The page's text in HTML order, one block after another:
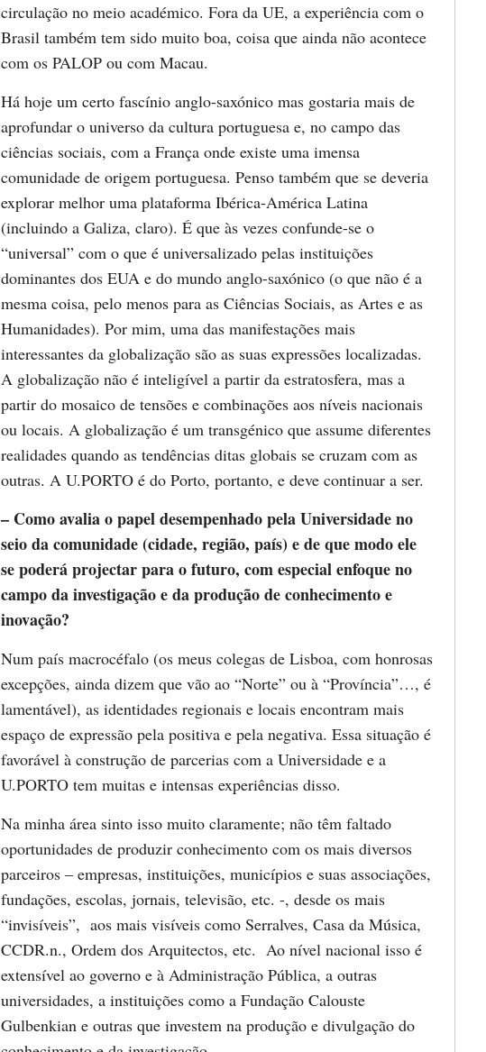
circulação no meio académico. Fora da UE, a experiência com o
Brasil também tem sido muito boa, coisa que ainda não acontece
com os PALOP ou com Macau.
Há hoje um certo fascínio anglo-saxónico mas gostaria mais de
aprofundar o universo da cultura portuguesa e, no campo das
ciências sociais, com a França onde existe uma imensa
comunidade de origem portuguesa. Penso também que se deveria
explorar melhor uma plataforma Ibérica-América Latina
(incluindo a Galiza, claro). É que às vezes confunde-se o
“universal” com o que é universalizado pelas instituições
dominantes dos EUA e do mundo anglo-saxónico (o que não é a
mesma coisa, pelo menos para as Ciências Sociais, as Artes e as
Humanidades). Por mim, uma das manifestações mais
interessantes da globalização são as suas expressões localizadas.
A globalização não é inteligível a partir da estratosfera, mas a
partir do mosaico de tensões e combinações aos níveis nacionais
ou locais. A globalização é um transgénico que assume diferentes
realidades quando as tendências ditas globais se cruzam com as
outras. A U.PORTO é do Porto, portanto, e deve continuar a ser.
– Como avalia o papel desempenhado pela Universidade no
seio da comunidade (cidade, região, país) e de que modo ele
se poderá projectar para o futuro, com especial enfoque no
campo da investigação e da produção de conhecimento e
inovação?
Num país macrocéfalo (os meus colegas de Lisboa, com honrosas
excepções, ainda dizem que vão ao “Norte” ou à “Província”…, é
lamentável), as identidades regionais e locais encontram mais
espaço de expressão pela positiva e pela negativa. Essa situação é
favorável à construção de parcerias com a Universidade e a
U.PORTO tem muitas e intensas experiências disso.
Na minha área sinto isso muito claramente; não têm faltado
oportunidades de produzir conhecimento com os mais diversos
parceiros – empresas, instituições, municípios e suas associações,
fundações, escolas, jornais, televisão, etc. -, desde os mais
“invisíveis”, aos mais visíveis como Serralves, Casa da Música,
CCDR.n., Ordem dos Arquitectos, etc. Ao nível nacional isso é
extensível ao governo e à Administração Pública, a outras
universidades, a instituições como a Fundação Calouste
Gulbenkian e outras que investem na produção e divulgação do